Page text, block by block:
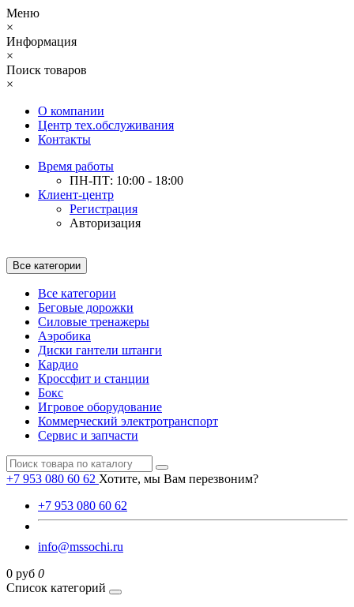
Меню
×
Информация
×
Поиск товаров
×
О компании
Центр тех.обслуживания
Контакты
Время работы
ПН-ПТ: 10:00 - 18:00
Клиент-центр
Регистрация
Авторизация
Все категории
Все категории
Беговые дорожки
Силовые тренажеры
Аэробика
Диски гантели штанги
Кардио
Кроссфит и станции
Бокс
Игровое оборудование
Коммерческий электротранспорт
Сервис и запчасти
+7 953 080 60 62 Хотите, мы Вам перезвоним?
+7 953 080 60 62
info@mssochi.ru
0 руб 0
Список категорий